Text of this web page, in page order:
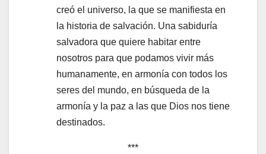
creó el universo, la que se manifiesta en
la historia de salvación. Una sabiduría
salvadora que quiere habitar entre
nosotros para que podamos vivir más
humanamente, en armonía con todos los
seres del mundo, en búsqueda de la
armonía y la paz a las que Dios nos tiene
destinados.
***